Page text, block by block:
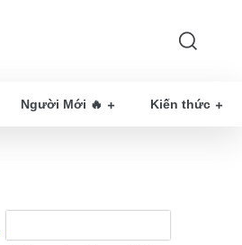
Người Mới 🔥 Kiến thức